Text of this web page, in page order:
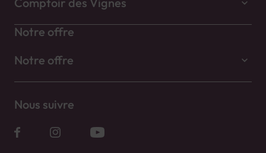
Notre offre
Notre offre
Nous suivre